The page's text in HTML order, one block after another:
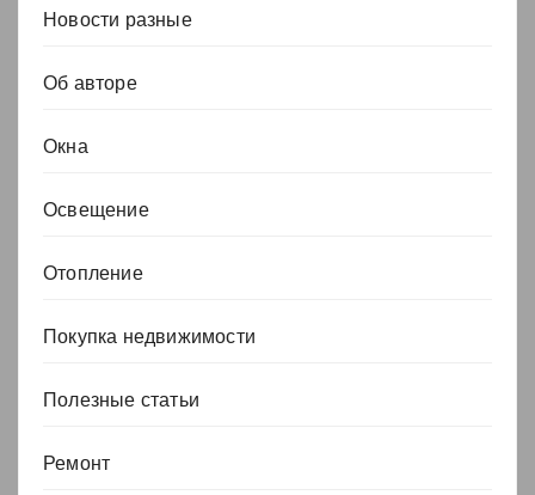
Новости разные
Об авторе
Окна
Освещение
Отопление
Покупка недвижимости
Полезные статьи
Ремонт